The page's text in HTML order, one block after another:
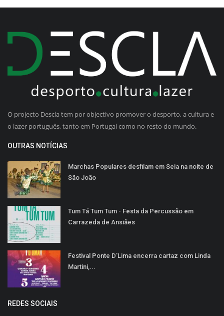
O projecto Descla tem por objectivo promover o desporto, a cultura e
o lazer português, tanto em Portugal como no resto do mundo.
OUTRAS NOTÍCIAS
Marchas Populares desfilam em Seia na noite de
São João
Tum Tá Tum Tum - Festa da Percussão em
Carrazeda de Ansiães
Festival Ponte D'Lima encerra cartaz com Linda
Martini,...
REDES SOCIAIS